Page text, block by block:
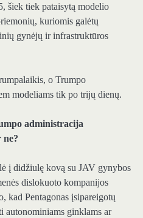
šiek tiek pataisytą modelio
kuriomis galėtų
gynėjų ir infrastruktūros
o Trumpo
modeliams tik po trijų dienų.
administracija
ne?
į didžiulę kovą su JAV gynybos
dislokuoto kompanijos
kad Pentagonas įsipareigotų
autonominiams ginklams ar